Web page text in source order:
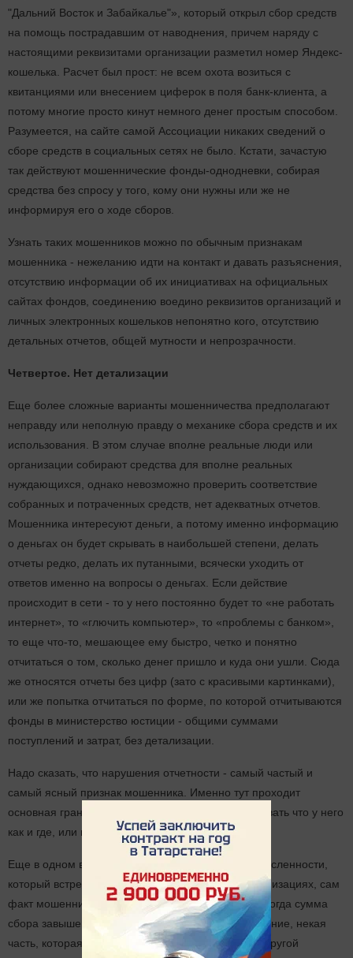
"Дальний Восток и Забайкалье"», который открыл сбор средств
на помощь пострадавшим от наводнения, причем наряду с
настоящими реквизитами организации разметил номер Яндекс-
кошелька. Расчет был прост: не всем охота возиться с
квитанциями или внесением циферок в поля банк-клиента, а
потому многие просто кинут немного денег простым способом.
Разумеется, на сайте самой Ассоциации никаких сведений о
сборе средств в социальных сетях не было. Кстати, зачастую
так действуют мошеннические фонды-однодневки, собирая
средства без спросу у того, кому они нужны или же не
информируя его о ходе сборов.
Узнать таких мошенников можно по обычным признакам
мошенника - нежеланию идти на контакт и давать разъяснения,
отсутствию информации об их инициативах на официальных
сайтах фондов, соединению воедино реквизитов организаций и
личных электронных кошельков непонятно кого, отсутствию
детальных отчетов, общей мутности и непрозрачности.
Четвертое. Нет детализации
Еще более сложные варианты мошенничества предполагают
неправду или неполную правду о механике сбора средств и их
использования. В этом случае вполне реальные люди или
организации собирают средства для вполне реальных
нуждающихся, однако невозможно проверить соответствие
собранных и потраченных средств, нет адекватных отчетов.
Мошенника интересуют деньги, а потому именно информацию
о деньгах он будет скрывать в наибольшей степени, делать
отчеты редко, делать их путанными, всячески уходить от
ответов именно на вопросы о деньгах. Если действие
происходит в сети - то у него постоянно будет то «не работать
интернет», то «глючить компьютер», то «проблемы с банком»,
то еще что-то, мешающее ему быстро, четко и понятно
отчитаться о том, сколько денег пришло и куда они ушли. Сюда
же относятся отчеты без цифр (зато с красивыми картинками),
или же попытка отчитаться по форме, по которой отчитываются
фонды в министерство юстиции - общими суммами
поступлений и затрат, без детализации.
Надо сказать, что нарушения отчетности - самый частый и
самый ясный признак мошенника. Именно тут проходит
основная граница: готов человек честно рассказывать что у него
как и где, или не готов.
Еще в одном варианте благотворительной двусмысленности,
который встречается почти исключительно в организациях, сам
факт мошенничества неочевиден. Это ситуация, когда сумма
сбора завышена, ибо в нее включено вознаграждение, некая
часть, которая остается на счету организации. С другой